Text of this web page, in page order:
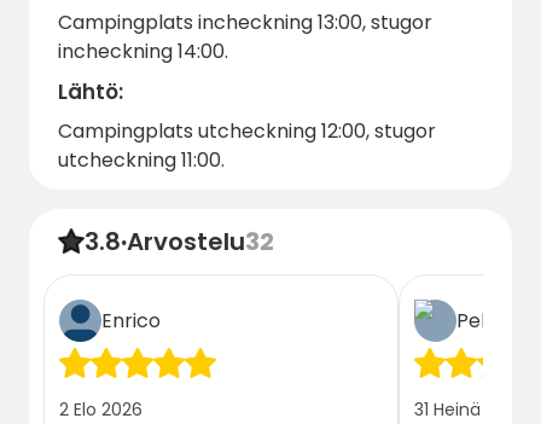
Campingplats incheckning 13:00, stugor
incheckning 14:00.
Lähtö:
Campingplats utcheckning 12:00, stugor
utcheckning 11:00.
3.8·Arvostelu32
Enrico
2 Elo 2026
Pelle
31 Heinä 2026